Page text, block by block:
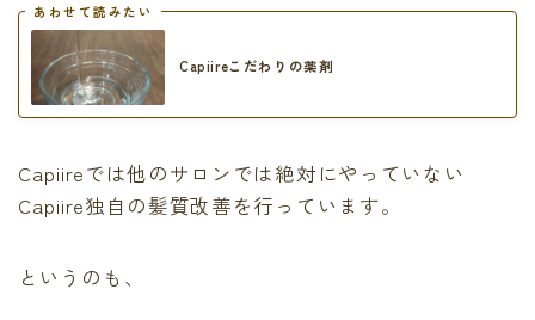
あわせて読みたい
Capiireこだわりの薬剤
Capiireでは他のサロンでは絶対にやっていない
Capiire独自の髪質改善を行っています。
というのも、